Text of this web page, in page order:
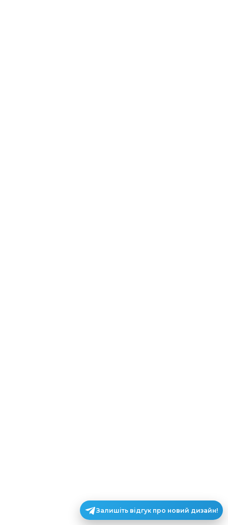
Залишіть відгук про новий дизайн!